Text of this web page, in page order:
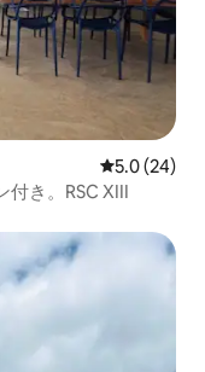
レビュー24
5.0 (24)
き。RSC XIII